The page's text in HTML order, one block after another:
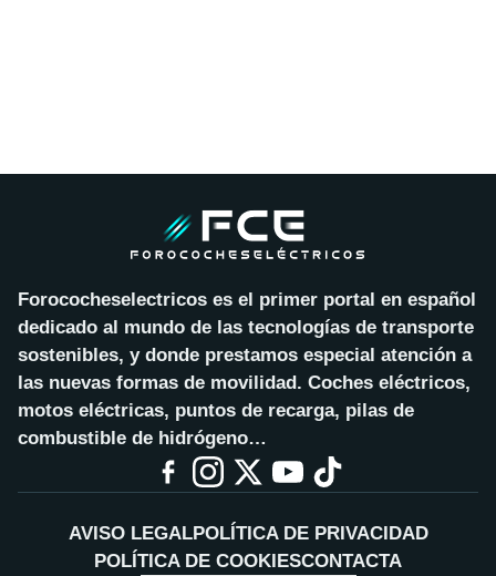
Forococheselectricos es el primer portal en español
dedicado al mundo de las tecnologías de transporte
sostenibles, y donde prestamos especial atención a
las nuevas formas de movilidad. Coches eléctricos,
motos eléctricas, puntos de recarga, pilas de
combustible de hidrógeno…
AVISO LEGALPOLÍTICA DE PRIVACIDAD
POLÍTICA DE COOKIESCONTACTA